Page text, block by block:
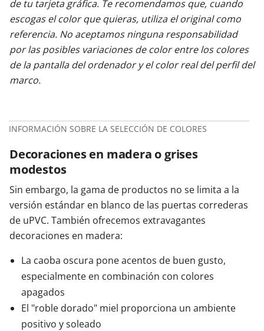
de tu tarjeta gráfica. Te recomendamos que, cuando
escogas el color que quieras, utiliza el original como
referencia. No aceptamos ninguna responsabilidad
por las posibles variaciones de color entre los colores
de la pantalla del ordenador y el color real del perfil del
marco.
INFORMACIÓN SOBRE LA SELECCIÓN DE COLORES
Decoraciones en madera o grises
modestos
Sin embargo, la gama de productos no se limita a la
versión estándar en blanco de las puertas correderas
de uPVC. También ofrecemos extravagantes
decoraciones en madera:
La caoba oscura pone acentos de buen gusto,
especialmente en combinación con colores
apagados
El "roble dorado" miel proporciona un ambiente
positivo y soleado